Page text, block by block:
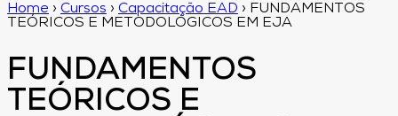
Home › Cursos › Capacitação EAD › FUNDAMENTOS
TEÓRICOS E METODOLÓGICOS EM EJA
FUNDAMENTOS
TEÓRICOS E